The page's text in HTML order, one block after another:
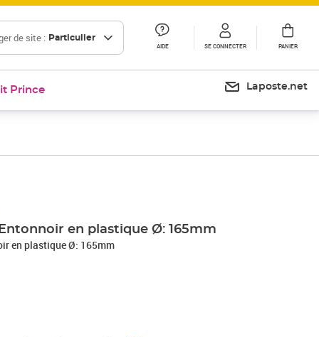
de site : Particulier
AIDE SE CONNECTER PANIER
Prince Laposte.net
Entonnoir en plastique Ø: 165mm
en plastique Ø: 165mm